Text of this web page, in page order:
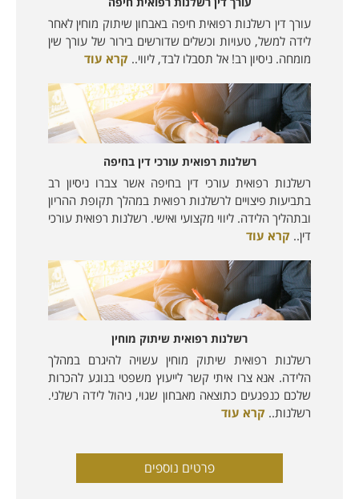
עורך דין רשלנות רפואית חיפה באבחון שיתוק מוחין לאחר
לידה למשל, טעויות וכשלים שדורשים בירור של עורך שין
מומחה. ניסיון רב! אל תסבלו לבד, ליווי.. קרא עוד
רשלנות רפואית עורכי דין בחיפה
רשלנות רפואית עורכי דין בחיפה אשר צברו ניסיון רב
בתביעות פיצויים לרשלנות רפואית במהלך תקופת ההריון
ובתהליך הלידה. ליווי מקצועי ואישי. רשלנות רפואית עורכי
דין.. קרא עוד
רשלנות רפואית שיתוק מוחין
רשלנות רפואית שיתוק מוחין עשויה להיגרם במהלך
הלידה. אנא צרו איתי קשר לייעוץ משפטי בנוגע להכרות
שלכם כנפגעים כתוצאה מאבחון שגוי, ניהול לידה רשלני.
רשלנות.. קרא עוד
פרטים נוספים